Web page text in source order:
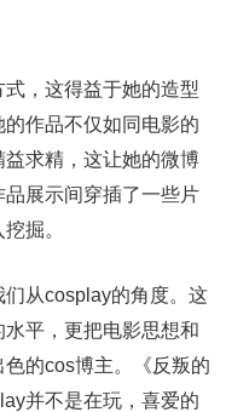
，这得益于她的造型
作品不仅如同电影的
求精，这让她的微博
展示间穿插了一些片
掘。
从cosplay的角度。这
平，更把电影思想和
的cos博主。《反叛的
并不是在玩，喜爱的